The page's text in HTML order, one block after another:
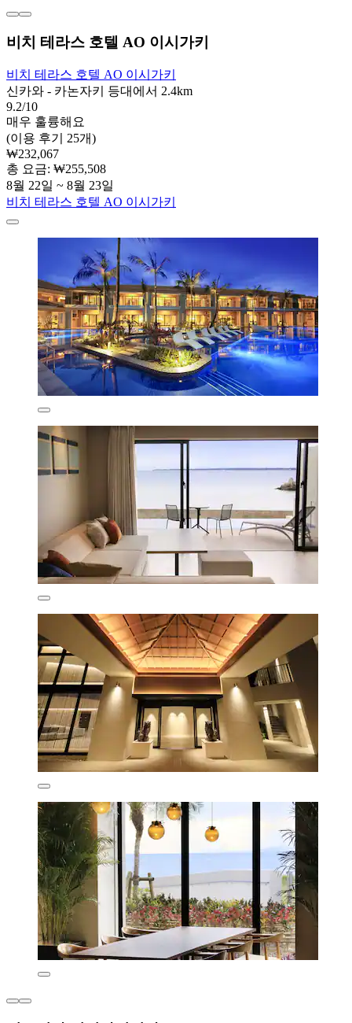
비치 테라스 호텔 AO 이시가키
비치 테라스 호텔 AO 이시가키
신카와 - 카논자키 등대에서 2.4km
9.2/10
매우 훌륭해요
(이용 후기 25개)
₩232,067
총 요금: ₩255,508
8월 22일 ~ 8월 23일
비치 테라스 호텔 AO 이시가키